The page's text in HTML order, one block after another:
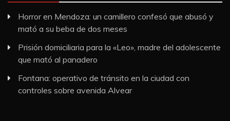
Horror en Mendoza: un camillero confesó que abusó y
mató a su beba de dos meses
Prisión domiciliaria para la «Leo», madre del adolescente
que mató al panadero
Fontana: operativo de tránsito en la ciudad con
controles sobre avenida Alvear